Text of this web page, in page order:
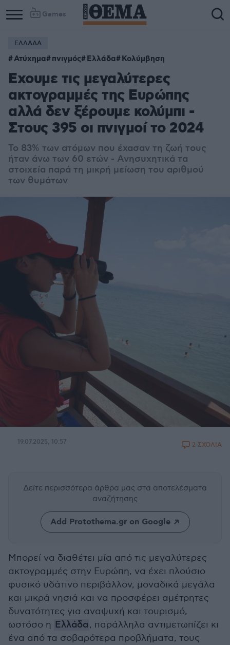
Games
ΕΛΛΑΔΑ
Ατύχημα πνιγμός Ελλάδα Κολύμβηση
Εχουμε τις μεγαλύτερες
ακτογραμμές της Ευρώπης
αλλά δεν ξέρουμε κολύμπι -
Στους 395 οι πνιγμοί το 2024
Το 83% των ατόμων που έχασαν τη ζωή τους
ήταν άνω των 60 ετών - Ανησυχητικά τα
στοιχεία παρά τη μικρή μείωση του αριθμού
των θυμάτων
19.07.2025, 10:57 2 ΣΧΟΛΙΑ
Δείτε περισσότερα άρθρα μας στα αποτελέσματα
αναζήτησης
Add Protothema.gr on Google
Μπορεί να διαθέτει μία από τις μεγαλύτερες
ακτογραμμές στην Ευρώπη, να έχει πλούσιο
φυσικό υδάτινο περιβάλλον, μοναδικά μεγάλα
και μικρά νησιά και να προσφέρει αμέτρητες
δυνατότητες για αναψυχή και τουρισμό,
ωστόσο η Ελλάδα, παράλληλα αντιμετωπίζει κι
ένα από τα σοβαρότερα προβλήματα, τους